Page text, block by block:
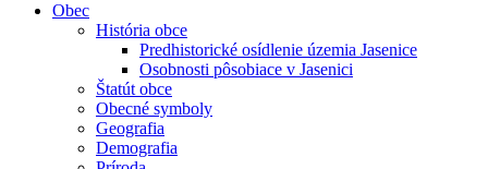
Obec
História obce
Predhistorické osídlenie územia Jasenice
Osobnosti pôsobiace v Jasenici
Štatút obce
Obecné symboly
Geografia
Demografia